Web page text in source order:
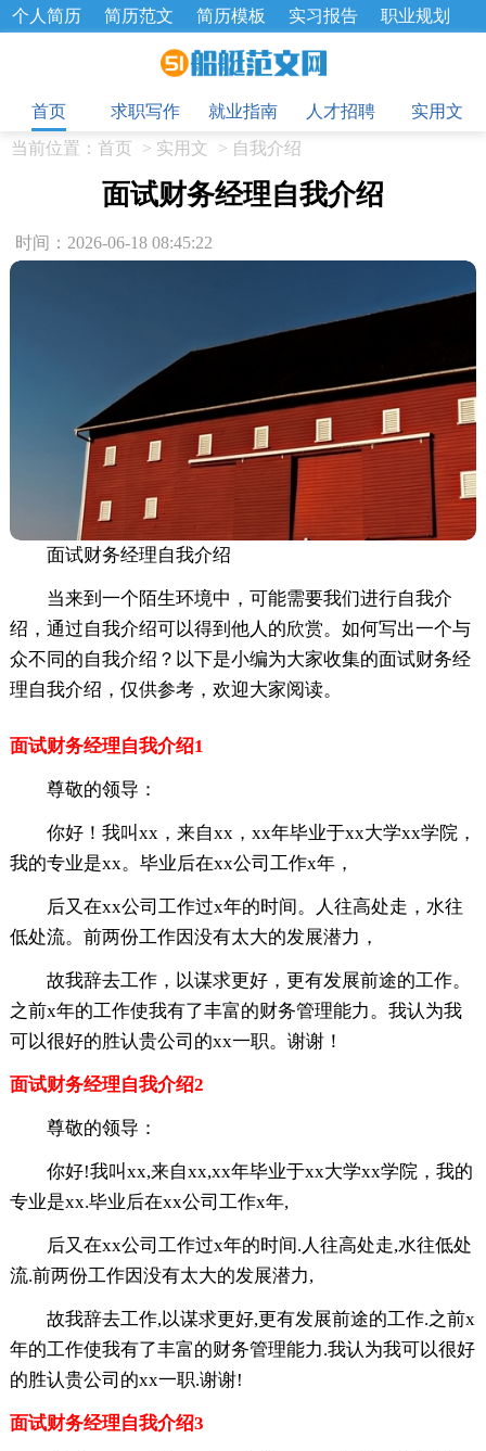
个人简历 简历范文 简历模板 实习报告
职业规划
招聘选拔 绩效考核 企业文化
工作总结
辞职报告
首页
求职写作 就业指南 人才招聘
实用文
当前位置： 首页 > 实用文 > 自我介绍
面试财务经理自我介绍
时间：2026-06-18 08:45:22
面试财务经理自我介绍
当来到一个陌生环境中，可能需要我们进行自我介
绍，通过自我介绍可以得到他人的欣赏。如何写出一个与
众不同的自我介绍？以下是小编为大家收集的面试财务经
理自我介绍，仅供参考，欢迎大家阅读。
面试财务经理自我介绍1
尊敬的领导：
你好！我叫xx，来自xx，xx年毕业于xx大学xx学院，
我的专业是xx。毕业后在xx公司工作x年，
后又在xx公司工作过x年的时间。人往高处走，水往
低处流。前两份工作因没有太大的发展潜力，
故我辞去工作，以谋求更好，更有发展前途的工作。
之前x年的工作使我有了丰富的财务管理能力。我认为我
可以很好的胜认贵公司的xx一职。谢谢！
面试财务经理自我介绍2
尊敬的领导：
你好!我叫xx,来自xx,xx年毕业于xx大学xx学院，我的
专业是xx.毕业后在xx公司工作x年,
后又在xx公司工作过x年的时间.人往高处走,水往低处
流.前两份工作因没有太大的发展潜力,
故我辞去工作,以谋求更好,更有发展前途的工作.之前x
年的工作使我有了丰富的财务管理能力.我认为我可以很好
的胜认贵公司的xx一职.谢谢!
面试财务经理自我介绍3